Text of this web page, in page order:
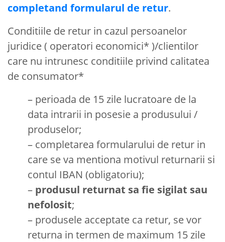
completand formularul de retur.
Conditiile de retur in cazul persoanelor
juridice ( operatori economici* )/clientilor
care nu intrunesc conditiile privind calitatea
de consumator*
– perioada de 15 zile lucratoare de la
data intrarii in posesie a produsului /
produselor;
– completarea formularului de retur in
care se va mentiona motivul returnarii si
contul IBAN (obligatoriu);
– produsul returnat sa fie sigilat sau
nefolosit;
– produsele acceptate ca retur, se vor
returna in termen de maximum 15 zile